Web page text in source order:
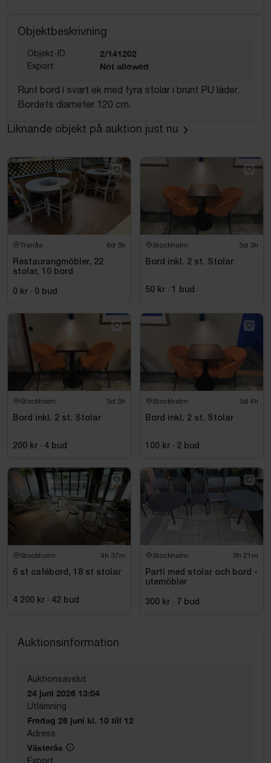
Objektbeskrivning
Objekt-ID 2/141202
Export Not allowed
Runt bord i svart ek med fyra stolar i brunt PU läder.
Bordets diameter 120 cm.
Liknande objekt på auktion just nu
Tranås 6d 5h
Restaurangmöbler, 22
stolar, 10 bord
0 kr · 0 bud
Stockholm 3d 3h
Bord inkl. 2 st. Stolar
50 kr · 1 bud
Stockholm 3d 3h
Bord inkl. 2 st. Stolar
200 kr · 4 bud
Stockholm 3d 4h
Bord inkl. 2 st. Stolar
100 kr · 2 bud
Stockholm 4h 37m
6 st cafébord, 18 st stolar
4 200 kr · 42 bud
Stockholm 5h 21m
Parti med stolar och bord -
utemöbler
300 kr · 7 bud
Auktionsinformation
Auktionsavslut
24 juni 2026 13:04
Utlämning
Fredag 26 juni kl. 10 till 12
Adress
Västerås
Export